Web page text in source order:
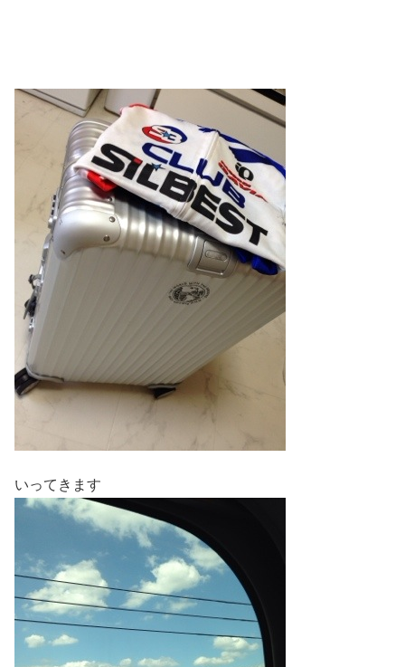
いってきます